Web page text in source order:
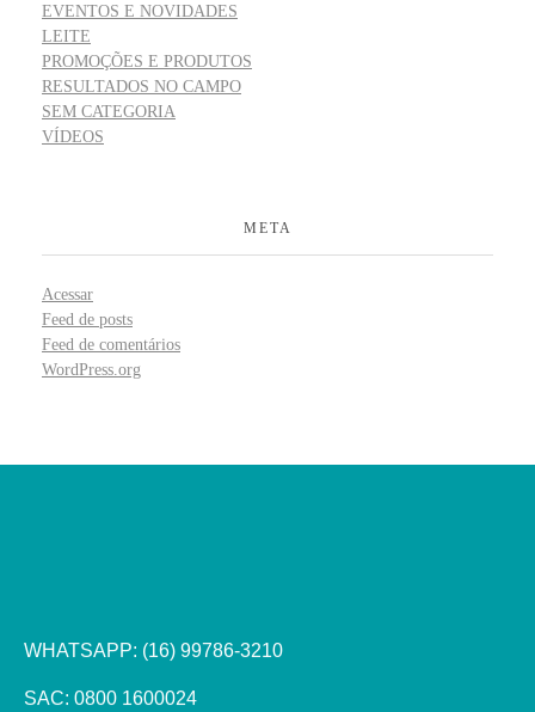
EVENTOS E NOVIDADES
LEITE
PROMOÇÕES E PRODUTOS
RESULTADOS NO CAMPO
SEM CATEGORIA
VÍDEOS
META
Acessar
Feed de posts
Feed de comentários
WordPress.org
WHATSAPP: (16) 99786-3210
SAC: 0800 1600024